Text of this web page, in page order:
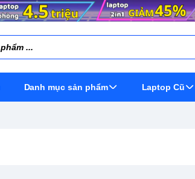
Danh mục sản phẩm Laptop Cũ